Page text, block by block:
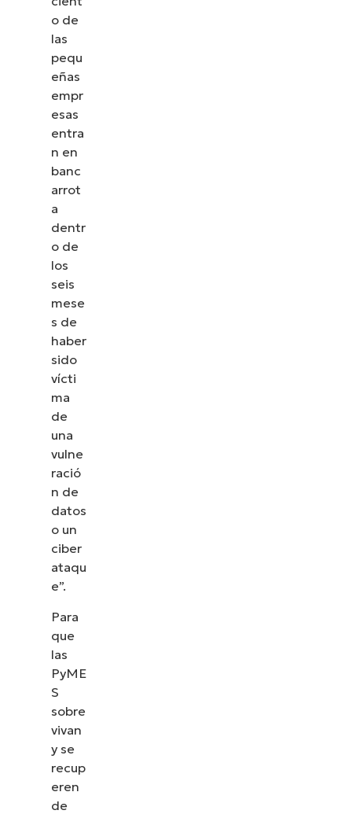
o de
las
pequ
eñas
empr
esas
entra
n en
banc
arrot
a
dentr
o de
los
seis
mese
s de
haber
sido
vícti
ma
de
una
vulne
ració
n de
datos
o un
ciber
ataqu
e”.
Para
que
las
PyME
S
sobre
vivan
y se
recup
eren
de